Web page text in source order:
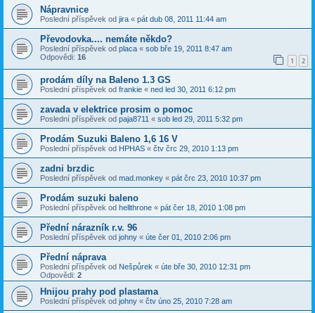
Nápravnice
Poslední příspěvek od jira « pát dub 08, 2011 11:44 am
Převodovka.... nemáte někdo?
Poslední příspěvek od placa « sob bře 19, 2011 8:47 am
Odpovědi: 16 1 2
prodám díly na Baleno 1.3 GS
Poslední příspěvek od frankie « ned led 30, 2011 6:12 pm
zavada v elektrice prosim o pomoc
Poslední příspěvek od paja8711 « sob led 29, 2011 5:32 pm
Prodám Suzuki Baleno 1,6 16 V
Poslední příspěvek od HPHAS « čtv črc 29, 2010 1:13 pm
zadni brzdic
Poslední příspěvek od mad.monkey « pát črc 23, 2010 10:37 pm
Prodám suzuki baleno
Poslední příspěvek od hellthrone « pát čer 18, 2010 1:08 pm
Přední nárazník r.v. 96
Poslední příspěvek od johny « úte čer 01, 2010 2:06 pm
Přední náprava
Poslední příspěvek od Nešpůrek « úte bře 30, 2010 12:31 pm
Odpovědi: 2
Hnijou prahy pod plastama
Poslední příspěvek od johny « čtv úno 25, 2010 7:28 am